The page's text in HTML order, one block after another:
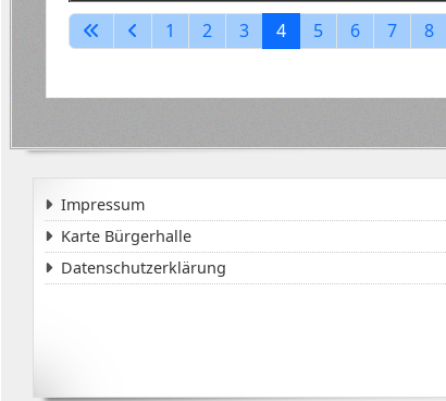
1 2 3 4 5 6 7 8
Impressum
Karte Bürgerhalle
Datenschutzerklärung